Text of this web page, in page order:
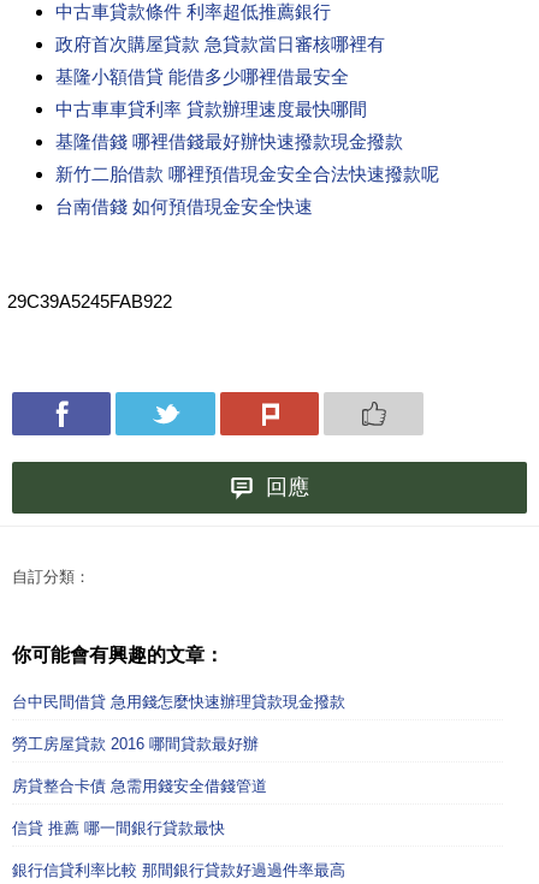
中古車貸款條件 利率超低推薦銀行
政府首次購屋貸款 急貸款當日審核哪裡有
基隆小額借貸 能借多少哪裡借最安全
中古車車貸利率 貸款辦理速度最快哪間
基隆借錢 哪裡借錢最好辦快速撥款現金撥款
新竹二胎借款 哪裡預借現金安全合法快速撥款呢
台南借錢 如何預借現金安全快速
29C39A5245FAB922
回應
自訂分類：
你可能會有興趣的文章：
台中民間借貸 急用錢怎麼快速辦理貸款現金撥款
勞工房屋貸款 2016 哪間貸款最好辦
房貸整合卡債 急需用錢安全借錢管道
信貸 推薦 哪一間銀行貸款最快
銀行信貸利率比較 那間銀行貸款好過過件率最高